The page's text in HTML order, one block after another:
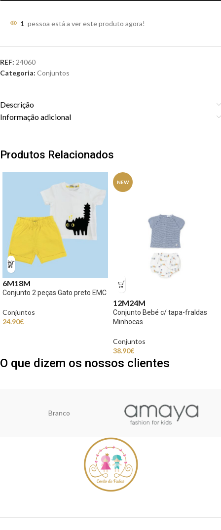
1 pessoa está a ver este produto agora!
REF: 24060
Categoria: Conjuntos
Descrição
Informação adicional
Produtos Relacionados
6M18M
Conjunto 2 peças Gato preto EMC
Conjuntos
24.90€
NEW
12M24M
Conjunto Bebé c/ tapa-fraldas
Minhocas
Conjuntos
38.90€
O que dizem os nossos clientes
Branco